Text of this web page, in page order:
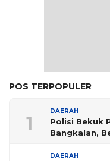
POS TERPOPULER
1
DAERAH
Polisi Bekuk
Bangkalan,
DAERAH